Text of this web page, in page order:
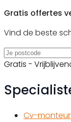
Gratis offertes
Vind de beste
Gratis -
Cv-